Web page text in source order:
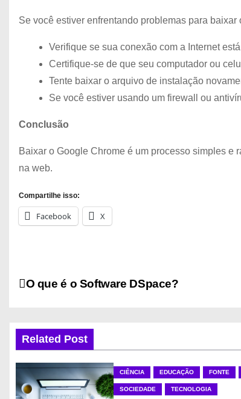
Se você estiver enfrentando problemas para
Verifique se sua conexão com a Internet
Certifique-se de que seu computador ou
Tente baixar o arquivo de instalação
Se você estiver usando um firewall ou
Conclusão
Baixar o Google Chrome é um processo simples e
na web.
Compartilhe isso:
Facebook X
N
v
e
g
O que é o Software DSpace?
Related Post
CIÊNCIA EDUCAÇÃO FONTE
SOCIEDADE TECNOLOGIA